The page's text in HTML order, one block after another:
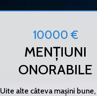
10000 €
MENȚIUNI
ONORABILE
Uite alte câteva mașini bune,